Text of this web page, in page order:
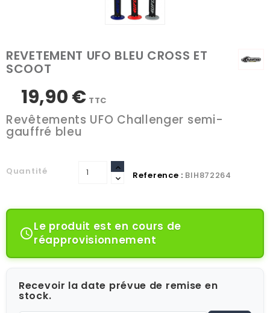
REVETEMENT UFO BLEU CROSS ET
SCOOT
19,90 € TTC
Revêtements UFO Challenger semi-
gauffré bleu
Quantité Reference : BIH872264
Le produit est en cours de
réapprovisionnement
Recevoir la date prévue de remise en
stock.